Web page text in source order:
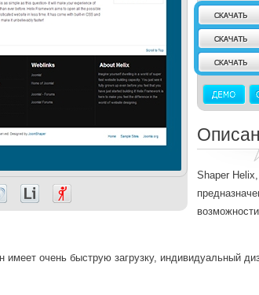
Shaper
имеет очень быструю загрузку, индивидуальный